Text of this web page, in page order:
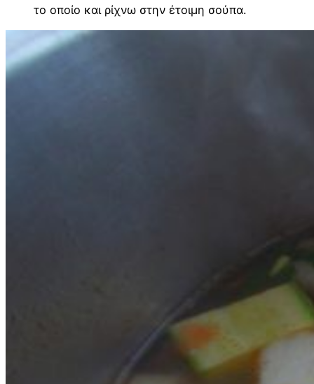
το οποίο και ρίχνω στην έτοιμη σούπα.